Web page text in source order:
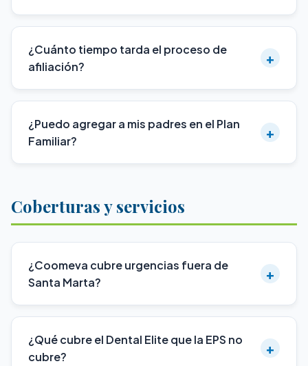
¿Cuánto tiempo tarda el proceso de
afiliación?
+
¿Puedo agregar a mis padres en el Plan
Familiar?
+
Coberturas y servicios
¿Coomeva cubre urgencias fuera de
Santa Marta?
+
¿Qué cubre el Dental Elite que la EPS no
cubre?
+